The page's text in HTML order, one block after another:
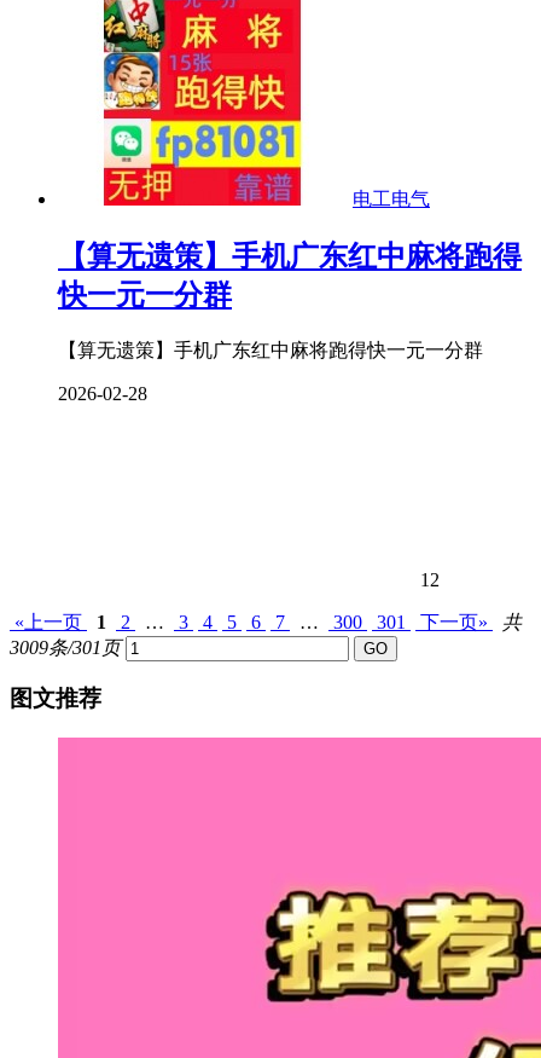
电工电气
【算无遗策】手机广东红中麻将跑得
快一元一分群
【算无遗策】手机广东红中麻将跑得快一元一分群
2026-02-28
12
«上一页 1 2 … 3 4 5 6 7 … 300 301 下一页»
共
3009条/301页
图文推荐